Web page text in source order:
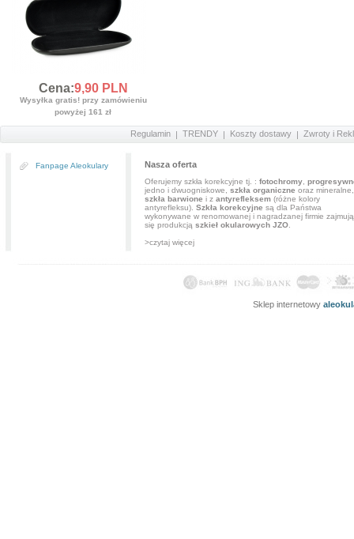
Cena:9,90PLN
Wysyłka gratis! przy zamówieniu
powyżej 161 zł
Regulamin TRENDY Koszty dostawy Zwroty i
Fanpage Aleokulary Nasza oferta
Oferujemy szkła korekcyjne tj. : fotochromy
jedno i dwuogniskowe, szkła organiczne oraz mineralne,
szkła barwione i z antyrefleksem (różne kolory
antyrefleksu). Szkła korekcyjne są dla Państwa
wykonywane w renomowanej i nagradzanej firmie
się produkcją szkieł okularowych JZO
>czytaj więcej
Sklep internetowy